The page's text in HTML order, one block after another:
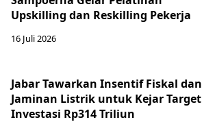
Upskilling dan Reskilling Pekerja
16 Juli 2026
Jabar Tawarkan Insentif Fiskal dan
Jaminan Listrik untuk Kejar Target
Investasi Rp314 Triliun